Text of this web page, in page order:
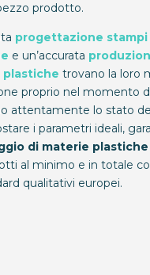
prodotto.
progettazione
e un’accurata
plastiche trovano la loro
proprio nel momento
attentamente lo stato
i parametri ideali,
di materie plastiche
al minimo e in totale
qualitativi europei.